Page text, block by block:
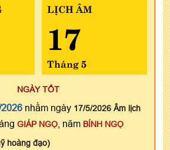
LỊCH ÂM
17
Tháng 5
NGÀY TỐT
nhằm ngày 17/5/2026 Âm lịch
GIÁP NGỌ , năm BÍNH NGỌ
hoàng đạo)